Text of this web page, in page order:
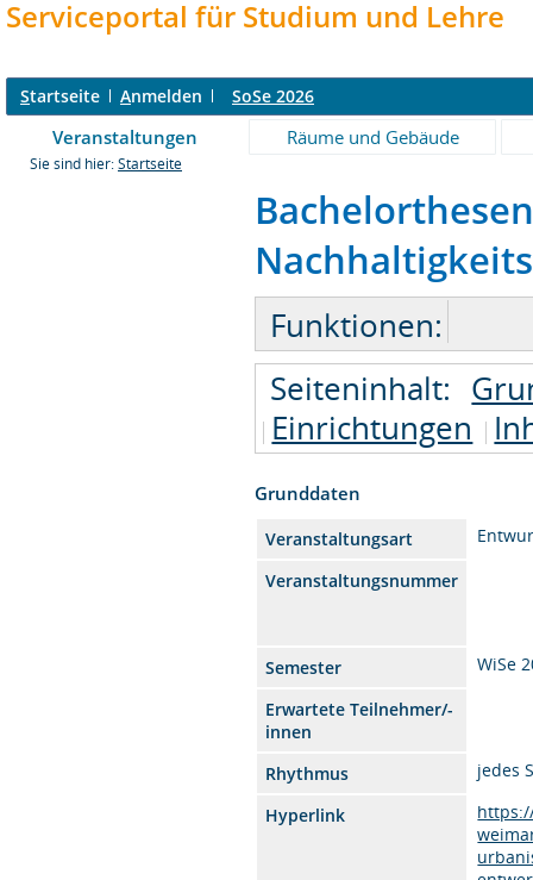
Serviceportal für Studium und Lehre
Startseite Anmelden SoSe 2026
Veranstaltungen Räume und Gebäude
Sie sind hier: Startseite
Funktionen:
Seiteninhalt:
Einrichtungen
Grunddaten
Veranstaltungsart
Veranstaltungsnummer
Semester
WiSe
Erwartete Teilnehmer/-
innen
Rhythmus
jedes
Hyperlink